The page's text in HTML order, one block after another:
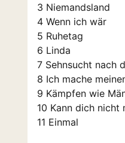
3 Niemandsland
4 Wenn ich wär
5 Ruhetag
6 Linda
7 Sehnsucht nach
8 Ich mache
9 Kämpfen wie
10 Kann dich nicht
11 Einmal